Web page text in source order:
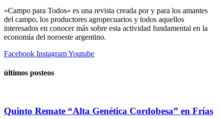
«Campo para Todos» es una revista creada por y para los amantes
del campo, los productores agropecuarios y todos aquellos
interesados en conocer más sobre esta actividad fundamental en la
economía del noroeste argentino.
Facebook InstagramYoutube
últimos posteos
Quinto Remate “Alta Genética Cordobesa” en Frías